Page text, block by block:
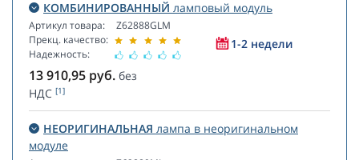
КОМБИНИРОВАННЫЙ ламповый модуль
Артикул товара:
Прекц. качество:
Надежность:
Z62888GLM
1-2 недели
13 910,95 руб. без
НДС [1]
НЕОРИГИНАЛЬНАЯ лампа в неоригинальном
модуле